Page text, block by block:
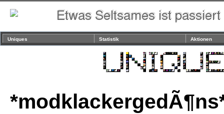
Uniques Statistik Aktionen